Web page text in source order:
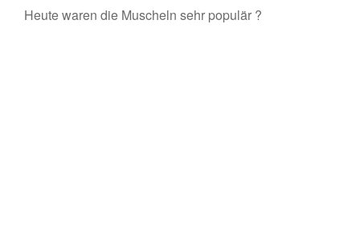
Heute waren die Muscheln sehr populär ?